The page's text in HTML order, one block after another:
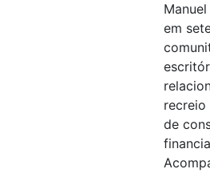
em
recreio
de